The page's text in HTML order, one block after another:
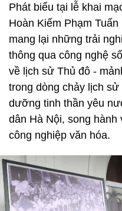
Phát biểu tại lễ khai
Hoàn Kiếm Phạm
mang lại những trải
thông qua công nghệ
về lịch sử Thủ đô -
trong dòng chảy lịch
dưỡng tinh thần yêu
dân Hà Nội, song
công nghiệp văn hóa.